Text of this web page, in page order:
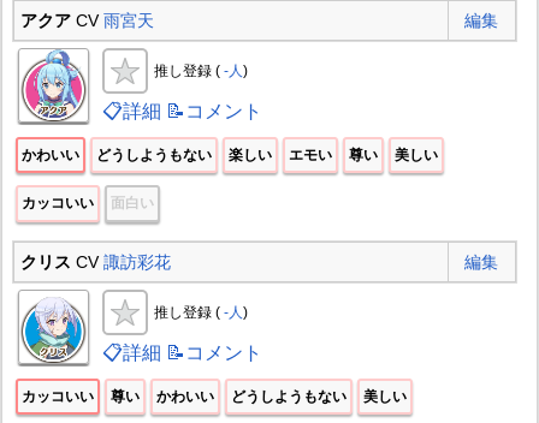
アクアCV雨宮天 編集
推し登録 ( -人)
📋詳細 📝コメント
かわいい どうしようもない 楽しい エモい 尊い 美しい
カッコいい 面白い
クリス CV諏訪彩花 編集
推し登録 ( -人)
📋詳細 📝コメント
カッコいい 尊い かわいい どうしようもない 美しい